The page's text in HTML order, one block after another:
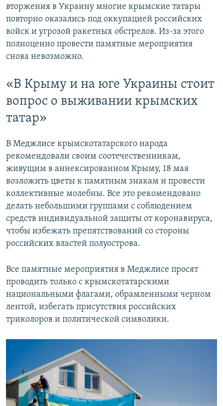
вторжения в Украину многие крымские татары
повторно оказались под оккупацией российских
войск и угрозой ракетных обстрелов. Из-за этого
полноценно провести памятные мероприятия
снова невозможно.
«В Крыму и на юге Украины стоит
вопрос о выживании крымских
татар»
В Меджлисе крымскотатарского народа
рекомендовали своим соотечественникам,
живущим в аннексированном Крыму, 18 мая
возложить цветы к памятным знакам и провести
коллективные молебны. Все это рекомендовано
делать небольшими группами с соблюдением
средств индивидуальной защиты от коронавируса,
чтобы избежать препятствований со стороны
российских властей полуострова.
Все памятные мероприятия в Меджлисе просят
проводить только с крымскотатарскими
национальными флагами, обрамленными черном
лентой, избегать присутствия российских
триколоров и политической символики.